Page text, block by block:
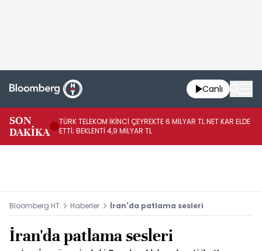
Canlı
SON
DAKİKA
TÜRK TELEKOM İKİNCİ ÇEYREKTE 6 MİLYAR TL NET KAR ELDE
ETTİ; BEKLENTİ 4,9 MİLYAR TL
Bloomberg HT Haberler İran'da patlama sesleri
İran'da patlama sesleri